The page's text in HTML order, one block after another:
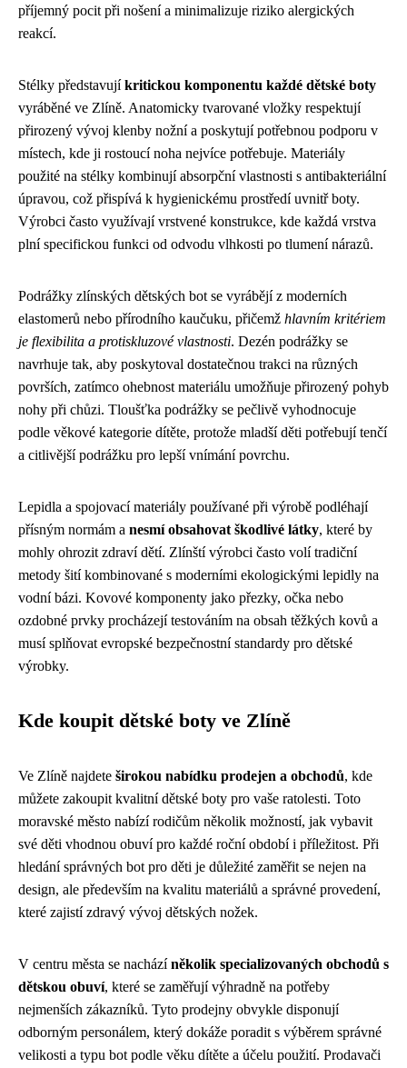
příjemný pocit při nošení a minimalizuje riziko alergických
reakcí.
Stélky představujíkritickou komponentu každé dětské boty
vyráběné ve Zlíně. Anatomicky tvarované vložky respektují
přirozený vývoj klenby nožní a poskytují potřebnou podporu v
místech, kde ji rostoucí noha nejvíce potřebuje. Materiály
použité na stélky kombinují absorpční vlastnosti s antibakteriální
úpravou, což přispívá k hygienickému prostředí uvnitř boty.
Výrobci často využívají vrstvené konstrukce, kde každá vrstva
plní specifickou funkci od odvodu vlhkosti po tlumení nárazů.
Podrážky zlínských dětských bot se vyrábějí z moderních
elastomerů nebo přírodního kaučuku, přičemž hlavním kritériem
je flexibilita a protiskluzové vlastnosti. Dezén podrážky se
navrhuje tak, aby poskytoval dostatečnou trakci na různých
površích, zatímco ohebnost materiálu umožňuje přirozený pohyb
nohy při chůzi. Tloušťka podrážky se pečlivě vyhodnocuje
podle věkové kategorie dítěte, protože mladší děti potřebují tenčí
a citlivější podrážku pro lepší vnímání povrchu.
Lepidla a spojovací materiály používané při výrobě podléhají
přísným normám a nesmí obsahovat škodlivé látky, které by
mohly ohrozit zdraví dětí. Zlínští výrobci často volí tradiční
metody šití kombinované s moderními ekologickými lepidly na
vodní bázi. Kovové komponenty jako přezky, očka nebo
ozdobné prvky procházejí testováním na obsah těžkých kovů a
musí splňovat evropské bezpečnostní standardy pro dětské
výrobky.
Kde koupit dětské boty ve Zlíně
Ve Zlíně najdete širokou nabídku prodejen a obchodů, kde
můžete zakoupit kvalitní dětské boty pro vaše ratolesti. Toto
moravské město nabízí rodičům několik možností, jak vybavit
své děti vhodnou obuví pro každé roční období i příležitost. Při
hledání správných bot pro děti je důležité zaměřit se nejen na
design, ale především na kvalitu materiálů a správné provedení,
které zajistí zdravý vývoj dětských nožek.
V centru města se nacházíněkolik specializovaných obchodů s
dětskou obuví, které se zaměřují výhradně na potřeby
nejmenších zákazníků. Tyto prodejny obvykle disponují
odborným personálem, který dokáže poradit s výběrem správné
velikosti a typu bot podle věku dítěte a účelu použití. Prodavači